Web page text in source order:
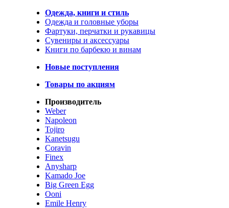
Одежда, книги и стиль
Одежда и головные уборы
Фартуки, перчатки и рукавицы
Сувениры и аксессуары
Книги по барбекю и винам
Новые поступления
Товары по акциям
Производитель
Weber
Napoleon
Tojiro
Kanetsugu
Coravin
Finex
Anysharp
Kamado Joe
Big Green Egg
Ooni
Emile Henry